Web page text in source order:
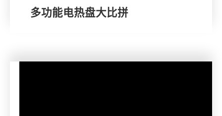
多功能电热盘大比拼